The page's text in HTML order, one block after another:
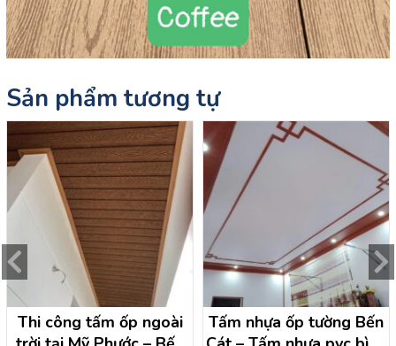
Sản phẩm tương tự
Thi công tấm ốp ngoài
Tấm nhựa ốp tường Bến